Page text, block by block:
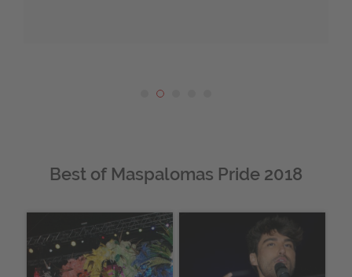
Best of Maspalomas Pride 2018